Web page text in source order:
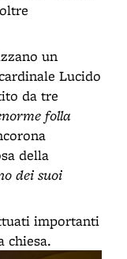
un
Lucido
da tre
folla
della
dei suoi
importanti
chiesa.